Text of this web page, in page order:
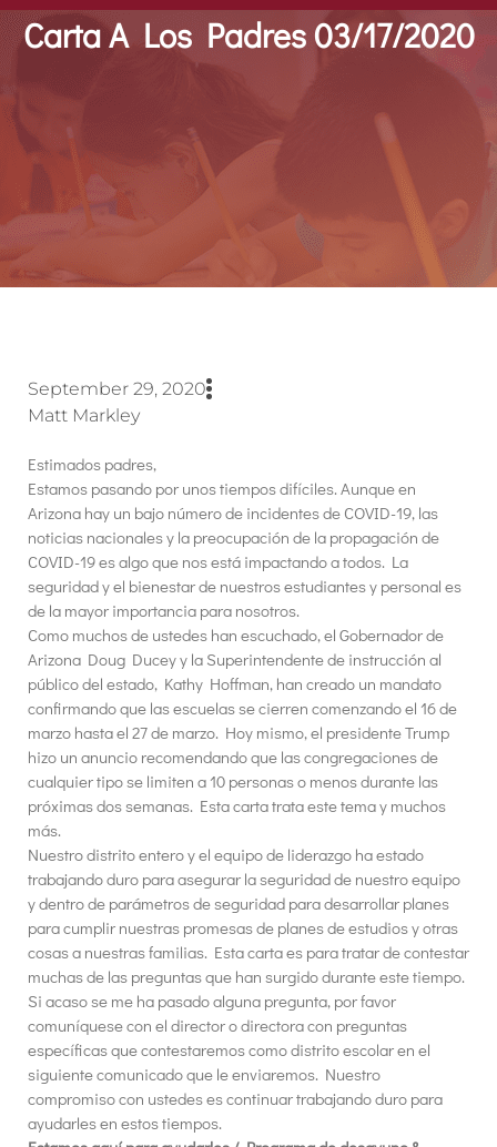
Carta A Los Padres 03/17/2020
September 29, 2020
Matt Markley
Estimados padres,
Estamos pasando por unos tiempos difíciles. Aunque en
Arizona hay un bajo número de incidentes de COVID-19, las
noticias nacionales y la preocupación de la propagación de
COVID-19 es algo que nos está impactando a todos. La
seguridad y el bienestar de nuestros estudiantes y personal es
de la mayor importancia para nosotros.
Como muchos de ustedes han escuchado, el Gobernador de
Arizona Doug Ducey y la Superintendente de instrucción al
público del estado, Kathy Hoffman, han creado un mandato
confirmando que las escuelas se cierren comenzando el 16 de
marzo hasta el 27 de marzo. Hoy mismo, el presidente Trump
hizo un anuncio recomendando que las congregaciones de
cualquier tipo se limiten a 10 personas o menos durante las
próximas dos semanas. Esta carta trata este tema y muchos
más.
Nuestro distrito entero y el equipo de liderazgo ha estado
trabajando duro para asegurar la seguridad de nuestro equipo
y dentro de parámetros de seguridad para desarrollar planes
para cumplir nuestras promesas de planes de estudios y otras
cosas a nuestras familias. Esta carta es para tratar de contestar
muchas de las preguntas que han surgido durante este tiempo.
Si acaso se me ha pasado alguna pregunta, por favor
comuníquese con el director o directora con preguntas
específicas que contestaremos como distrito escolar en el
siguiente comunicado que le enviaremos. Nuestro
compromiso con ustedes es continuar trabajando duro para
ayudarles en estos tiempos.